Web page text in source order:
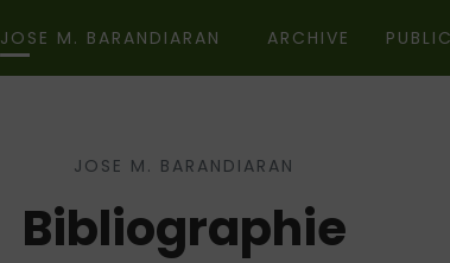
JOSE M. BARANDIARAN ARCHIVE
JOSE M. BARANDIARAN
Bibliographie